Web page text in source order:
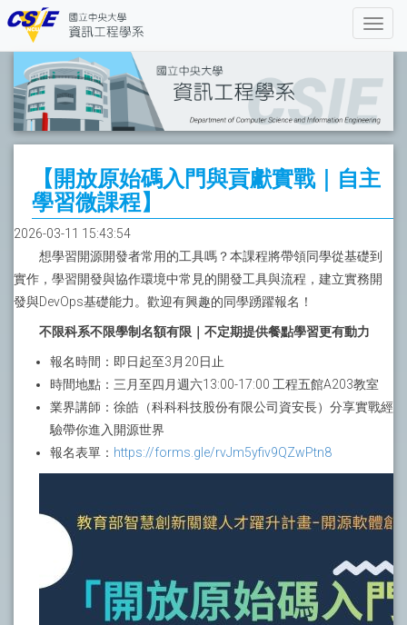
【開放原始碼入門與貢獻實戰｜自主
學習微課程】
2026-03-11 15:43:54
想學習開源開發者常用的工具嗎？本課程將帶領同學從基礎到
實作，學習開發與協作環境中常見的開發工具與流程，建立實務開
發與DevOps基礎能力。歡迎有興趣的同學踴躍報名！
不限科系不限學制名額有限｜不定期提供餐點學習更有動力
報名時間：即日起至3月20日止
時間地點：三月至四月週六13:00-17:00 工程五館A203教室
業界講師：徐皓（科科科技股份有限公司資安長）分享實戰經
驗帶你進入開源世界
報名表單： https://forms.gle/rvJm5yfiv9QZwPtn8